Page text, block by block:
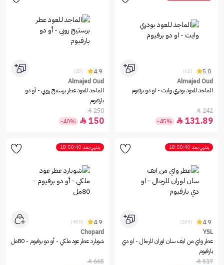
5.0
(62)
Almajed Oud
الماجد للعود بودري وايت - او دو برفيوم
242

131.89

-45%
4.9
(28)
Almajed Oud
الماجد للعود عطر برستيج روبي - أو دو
بارفيوم
250

150

-40%
ينتهي بعد 18:50:40
4.9
(284)
YSL
عطر واي من ايف سان لوران للرجال - او دي
بارفيوم
517

ينتهي بعد 18:50:40
4.9
(480)
Chopard
شوبارد عطر عود ملكي - أو دو برفيوم - 80مل
665
